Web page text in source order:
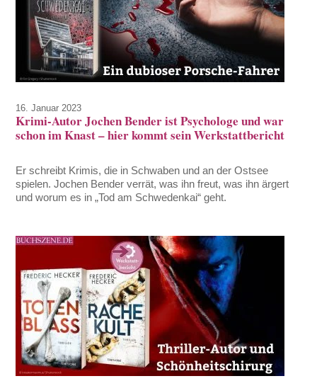
16. Januar 2023
Krimi-Autor Jochen Bender ist Psychologe und war
schon im Knast – hier kommt sein Werkstattbericht
Er schreibt Krimis, die in Schwaben und an der Ostsee
spielen. Jochen Bender verrät, was ihn freut, was ihn ärgert
und worum es in „Tod am Schwedenkai“ geht.